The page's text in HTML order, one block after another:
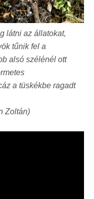
látni az állatokat,
tűnik fel a
alsó szélénél ott
a tüskékbe ragadt
Zoltán)